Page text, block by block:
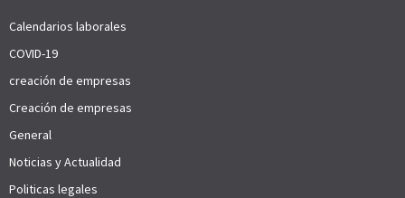
Calendarios laborales
COVID-19
creación de empresas
Creación de empresas
General
Noticias y Actualidad
Politicas legales